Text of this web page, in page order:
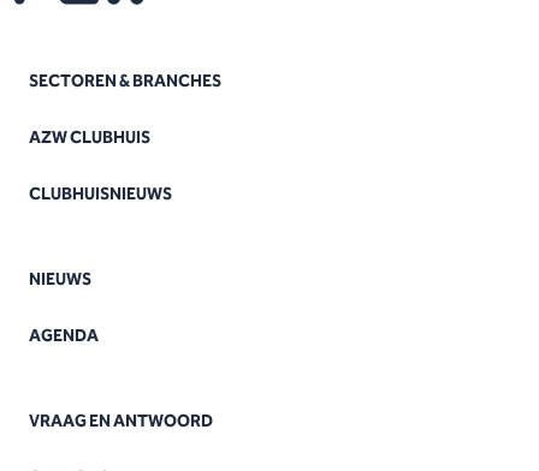
SECTOREN & BRANCHES
AZW CLUBHUIS
CLUBHUISNIEUWS
NIEUWS
AGENDA
VRAAG EN ANTWOORD